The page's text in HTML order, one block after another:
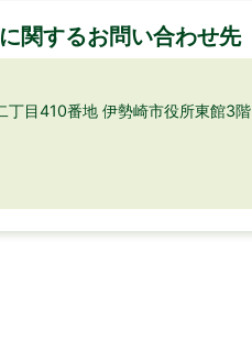
関するお問い合わせ先
目410番地 伊勢崎市役所東館3階